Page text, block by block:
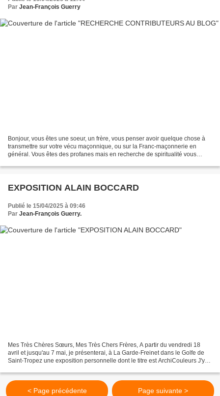
Par Jean-François Guerry
Bonjour, vous êtes une soeur, un frère, vous penser avoir quelque chose à
transmettre sur votre vécu maçonnique, ou sur la Franc-maçonnerie en
général. Vous êtes des profanes mais en recherche de spiritualité vous
EXPOSITION ALAIN BOCCARD
Publié le 15/04/2025 à 09:46
Par Jean-François Guerry.
Mes Très Chères Sœurs, Mes Très Chers Frères, A partir du vendredi 18
avril et jusqu'au 7 mai, je présenterai, à La Garde-Freinet dans le Golfe de
Saint-Tropez une exposition personnelle dont le titre est ArchiCouleurs J'y
< Page précédente Page suivante >